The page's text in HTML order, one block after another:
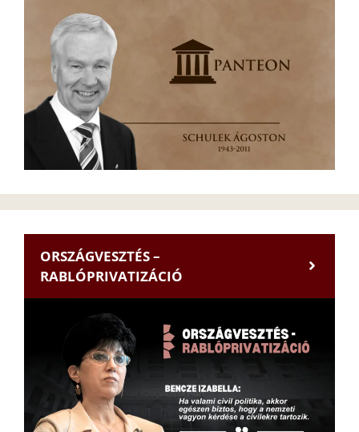
ORSZÁGVESZTÉS –
RABLÓPRIVATIZÁCIÓ